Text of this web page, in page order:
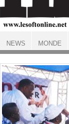
ACCUEIL
NEWS MONDE